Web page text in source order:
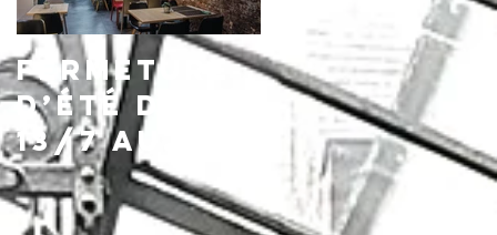
Fermeture
d’été du
13/7 au
16/8,
réouvertu